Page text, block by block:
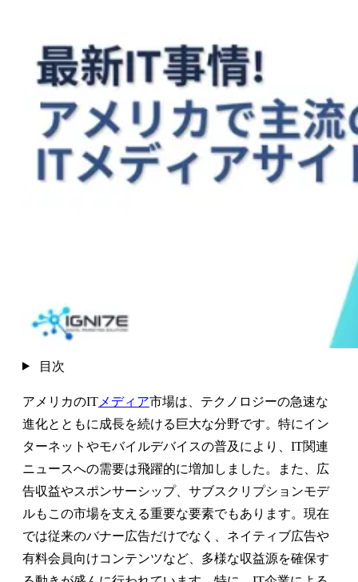
目次
アメリカのIT メディア市場は、テクノロジーの急速な
進化とともに成長を続ける巨大な分野です。特にイン
ターネットやモバイルデバイスの普及により、IT関連
ニュースへの需要は飛躍的に増加しました。また、広
告収益やスポンサーシップ、サブスクリプションモデ
ルもこの市場を支える重要な要素でもあります。現在
では従来のバナー広告だけでなく、ネイティブ広告や
有料会員向けコンテンツなど、多様な収益源を確保す